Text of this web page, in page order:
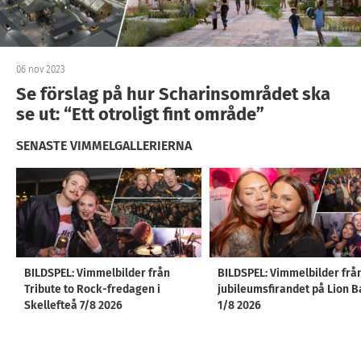
06 nov 2023
Se förslag på hur Scharinsområdet ska
se ut: “Ett otroligt fint område”
SENASTE VIMMELGALLERIERNA
BILDSPEL: Vimmelbilder från
Tribute to Rock-fredagen i
Skellefteå 7/8 2026
BILDSPEL: Vimmelbilder
jubileumsfirandet på Lion
1/8 2026